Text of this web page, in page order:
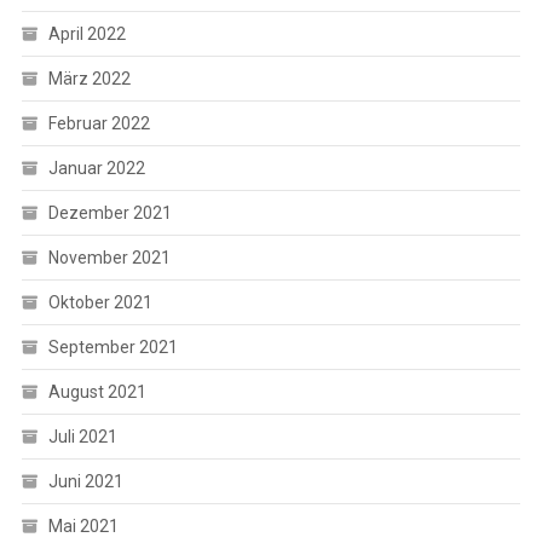
April 2022
März 2022
Februar 2022
Januar 2022
Dezember 2021
November 2021
Oktober 2021
September 2021
August 2021
Juli 2021
Juni 2021
Mai 2021